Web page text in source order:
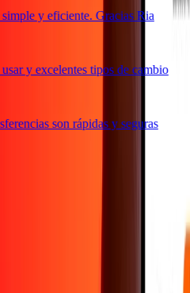
y eficiente. Gracias Ria
y excelentes tipos de cambio
son rápidas y seguras